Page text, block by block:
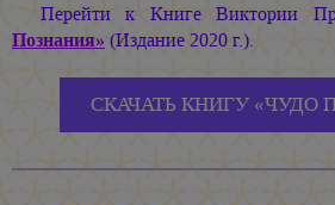
Перейти к Книге Виктории
Познания» (Издание 2020 г.).
СКАЧАТЬ КНИГУ «ЧУДО